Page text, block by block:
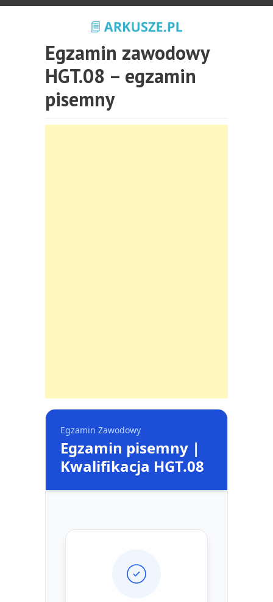
Egzamin zawodowy
HGT.08 – egzamin
pisemny